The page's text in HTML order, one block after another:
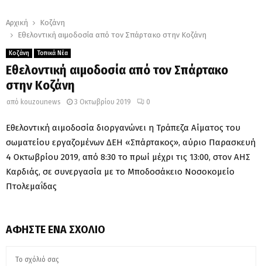
Αρχική
Κοζάνη
Εθελοντική αιμοδοσία από τον Σπάρτακο στην Κοζάνη
Κοζάνη Τοπικά Νέα
Εθελοντική αιμοδοσία από τον Σπάρτακο
στην Κοζάνη
από kouzounews 3 Οκτωβρίου 2019 0
Εθελοντική αιμοδοσία διοργανώνει η Τράπεζα Αίματος του
σωματείου εργαζομένων ΔΕΗ «Σπάρτακος», αύριο Παρασκευή
4 Οκτωβρίου 2019, από 8:30 το πρωί μέχρι τις 13:00, στον ΑΗΣ
Καρδιάς, σε συνεργασία με το Μποδοσάκειο Νοσοκομείο
Πτολεμαΐδας
ΑΦΉΣΤΕ ΈΝΑ ΣΧΌΛΙΟ